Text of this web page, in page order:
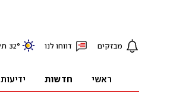
מבזקים דווחו לנו 32°
ראשי חדשות